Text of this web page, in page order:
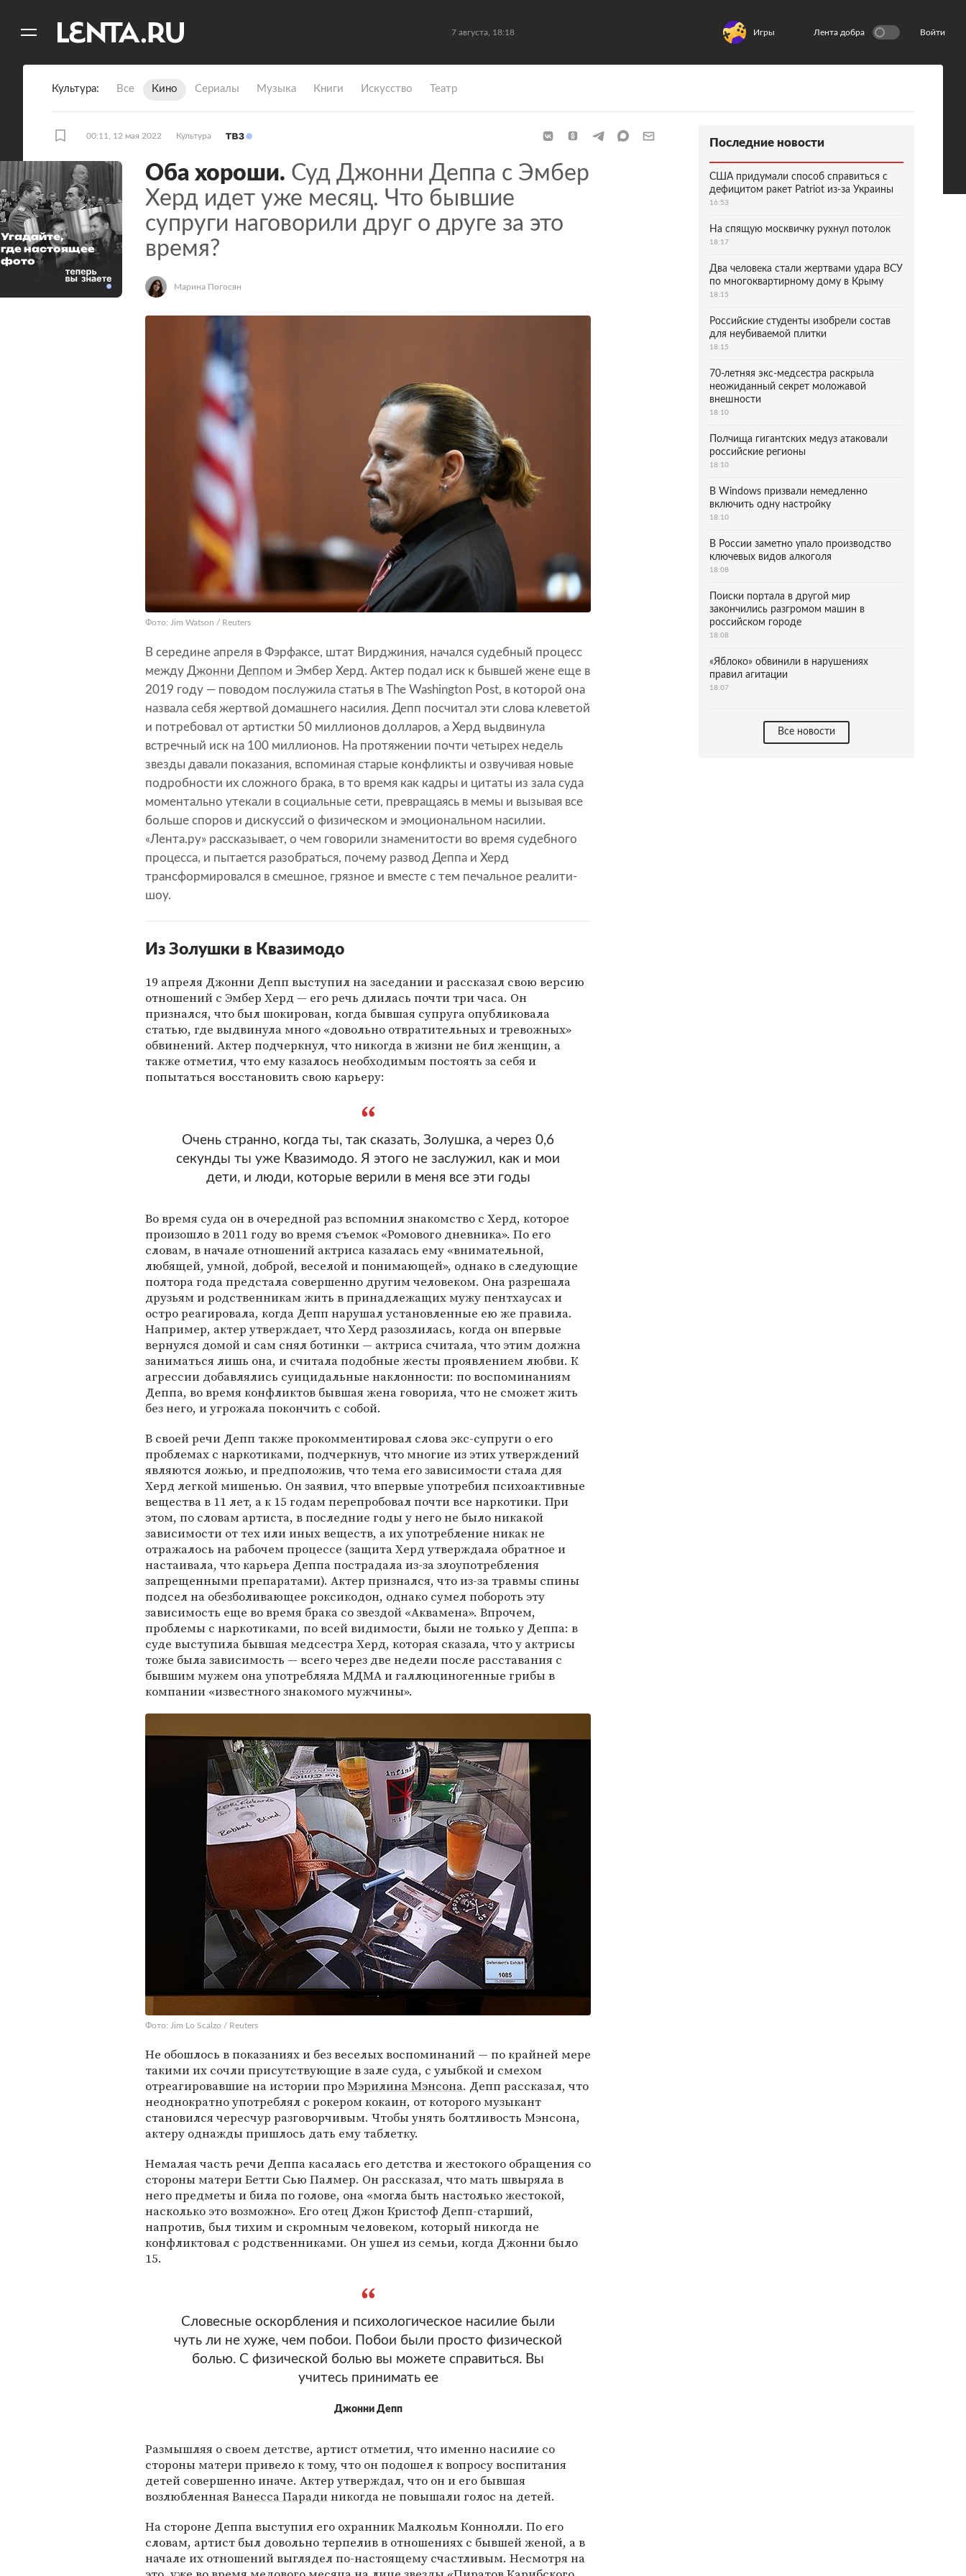
7 августа, 18:18 Игры Лента добра Войти
Культура Все Кино Сериалы Музыка Книги Искусство Театр
00:11, 12 мая 2022 Культура
Оба хороши. Суд Джонни Деппа с Эмбер
Херд идет уже месяц. Что бывшие
супруги наговорили друг о друге за это
время?
Марина Погосян
Фото: Jim Watson / Reuters
В середине апреля в Фэрфаксе, штат Вирджиния, начался судебный процесс
между Джонни Деппом и Эмбер Херд. Актер подал иск к бывшей жене еще в
2019 году — поводом послужила статья в The Washington Post, в которой она
назвала себя жертвой домашнего насилия. Депп посчитал эти слова клеветой
и потребовал от артистки 50 миллионов долларов, а Херд выдвинула
встречный иск на 100 миллионов. На протяжении почти четырех недель
звезды давали показания, вспоминая старые конфликты и озвучивая новые
подробности их сложного брака, в то время как кадры и цитаты из зала суда
моментально утекали в социальные сети, превращаясь в мемы и вызывая все
больше споров и дискуссий о физическом и эмоциональном насилии.
«Лента.ру» рассказывает, о чем говорили знаменитости во время судебного
процесса, и пытается разобраться, почему развод Деппа и Херд
трансформировался в смешное, грязное и вместе с тем печальное реалити-
шоу.
Из Золушки в Квазимодо
19 апреля Джонни Депп выступил на заседании и рассказал свою версию
отношений с Эмбер Херд — его речь длилась почти три часа. Он
признался, что был шокирован, когда бывшая супруга опубликовала
статью, где выдвинула много «довольно отвратительных и тревожных»
обвинений. Актер подчеркнул, что никогда в жизни не бил женщин, а
также отметил, что ему казалось необходимым постоять за себя и
попытаться восстановить свою карьеру:
Очень странно, когда ты, так сказать, Золушка, а через 0,6
секунды ты уже Квазимодо. Я этого не заслужил, как и мои
дети, и люди, которые верили в меня все эти годы
Во время суда он в очередной раз вспомнил знакомство с Херд, которое
произошло в 2011 году во время съемок «Ромового дневника». По его
словам, в начале отношений актриса казалась ему «внимательной,
любящей, умной, доброй, веселой и понимающей», однако в следующие
полтора года предстала совершенно другим человеком. Она разрешала
друзьям и родственникам жить в принадлежащих мужу пентхаусах и
остро реагировала, когда Депп нарушал установленные ею же правила.
Например, актер утверждает, что Херд разозлилась, когда он впервые
вернулся домой и сам снял ботинки — актриса считала, что этим должна
заниматься лишь она, и считала подобные жесты проявлением любви. К
агрессии добавлялись суицидальные наклонности: по воспоминаниям
Деппа, во время конфликтов бывшая жена говорила, что не сможет жить
без него, и угрожала покончить с собой.
В своей речи Депп также прокомментировал слова экс-супруги о его
проблемах с наркотиками, подчеркнув, что многие из этих утверждений
являются ложью, и предположив, что тема его зависимости стала для
Херд легкой мишенью. Он заявил, что впервые употребил психоактивные
вещества в 11 лет, а к 15 годам перепробовал почти все наркотики. При
этом, по словам артиста, в последние годы у него не было никакой
зависимости от тех или иных веществ, а их употребление никак не
отражалось на рабочем процессе (защита Херд утверждала обратное и
настаивала, что карьера Деппа пострадала из-за злоупотребления
запрещенными препаратами). Актер признался, что из-за травмы спины
подсел на обезболивающее роксикодон, однако сумел побороть эту
зависимость еще во время брака со звездой «Аквамена». Впрочем,
проблемы с наркотиками, по всей видимости, были не только у Деппа: в
суде выступила бывшая медсестра Херд, которая сказала, что у актрисы
тоже была зависимость — всего через две недели после расставания с
бывшим мужем она употребляла МДМА и галлюциногенные грибы в
компании «известного знакомого мужчины».
Фото: Jim Lo Scalzo / Reuters
Не обошлось в показаниях и без веселых воспоминаний — по крайней мере
такими их сочли присутствующие в зале суда, с улыбкой и смехом
отреагировавшие на истории проМэрилина Мэнсона. Депп рассказал, что
неоднократно употреблял с рокером кокаин, от которого музыкант
становился чересчур разговорчивым. Чтобы унять болтливость Мэнсона,
актеру однажды пришлось дать ему таблетку.
Немалая часть речи Деппа касалась его детства и жестокого обращения со
стороны матери Бетти Сью Палмер. Он рассказал, что мать швыряла в
него предметы и била по голове, она «могла быть настолько жестокой,
насколько это возможно». Его отец Джон Кристоф Депп-старший,
напротив, был тихим и скромным человеком, который никогда не
конфликтовал с родственниками. Он ушел из семьи, когда Джонни было
15.
Словесные оскорбления и психологическое насилие были
чуть ли не хуже, чем побои. Побои были просто физической
болью. С физической болью вы можете справиться. Вы
учитесь принимать ее
Джонни Депп
Размышляя о своем детстве, артист отметил, что именно насилие со
стороны матери привело к тому, что он подошел к вопросу воспитания
детей совершенно иначе. Актер утверждал, что он и его бывшая
возлюбленнаяВанесса Парадиникогда не повышали голос на детей.
На стороне Деппа выступил его охранник Малкольм Коннолли. По его
словам, артист был довольно терпелив в отношениях с бывшей женой, а в
начале их отношений выглядел по-настоящему счастливым. Несмотря на
Угадайте,
где настоящее
фото
Последние новости
США придумали способ справиться с
дефицитом ракет Patriot из-за Украины
16:53
На спящую москвичку рухнул потолок
18:17
Два человека стали жертвами удара ВСУ
по многоквартирному дому в Крыму
18:15
Российские студенты изобрели состав
для неубиваемой плитки
18:15
70-летняя экс-медсестра раскрыла
неожиданный секрет моложавой
внешности
18:10
Полчища гигантских медуз атаковали
российские регионы
18:10
В Windows призвали немедленно
включить одну настройку
18:10
В России заметно упало производство
ключевых видов алкоголя
18:08
Поиски портала в другой мир
закончились разгромом машин в
российском городе
18:08
«Яблоко» обвинили в нарушениях
правил агитации
18:07
Все новости